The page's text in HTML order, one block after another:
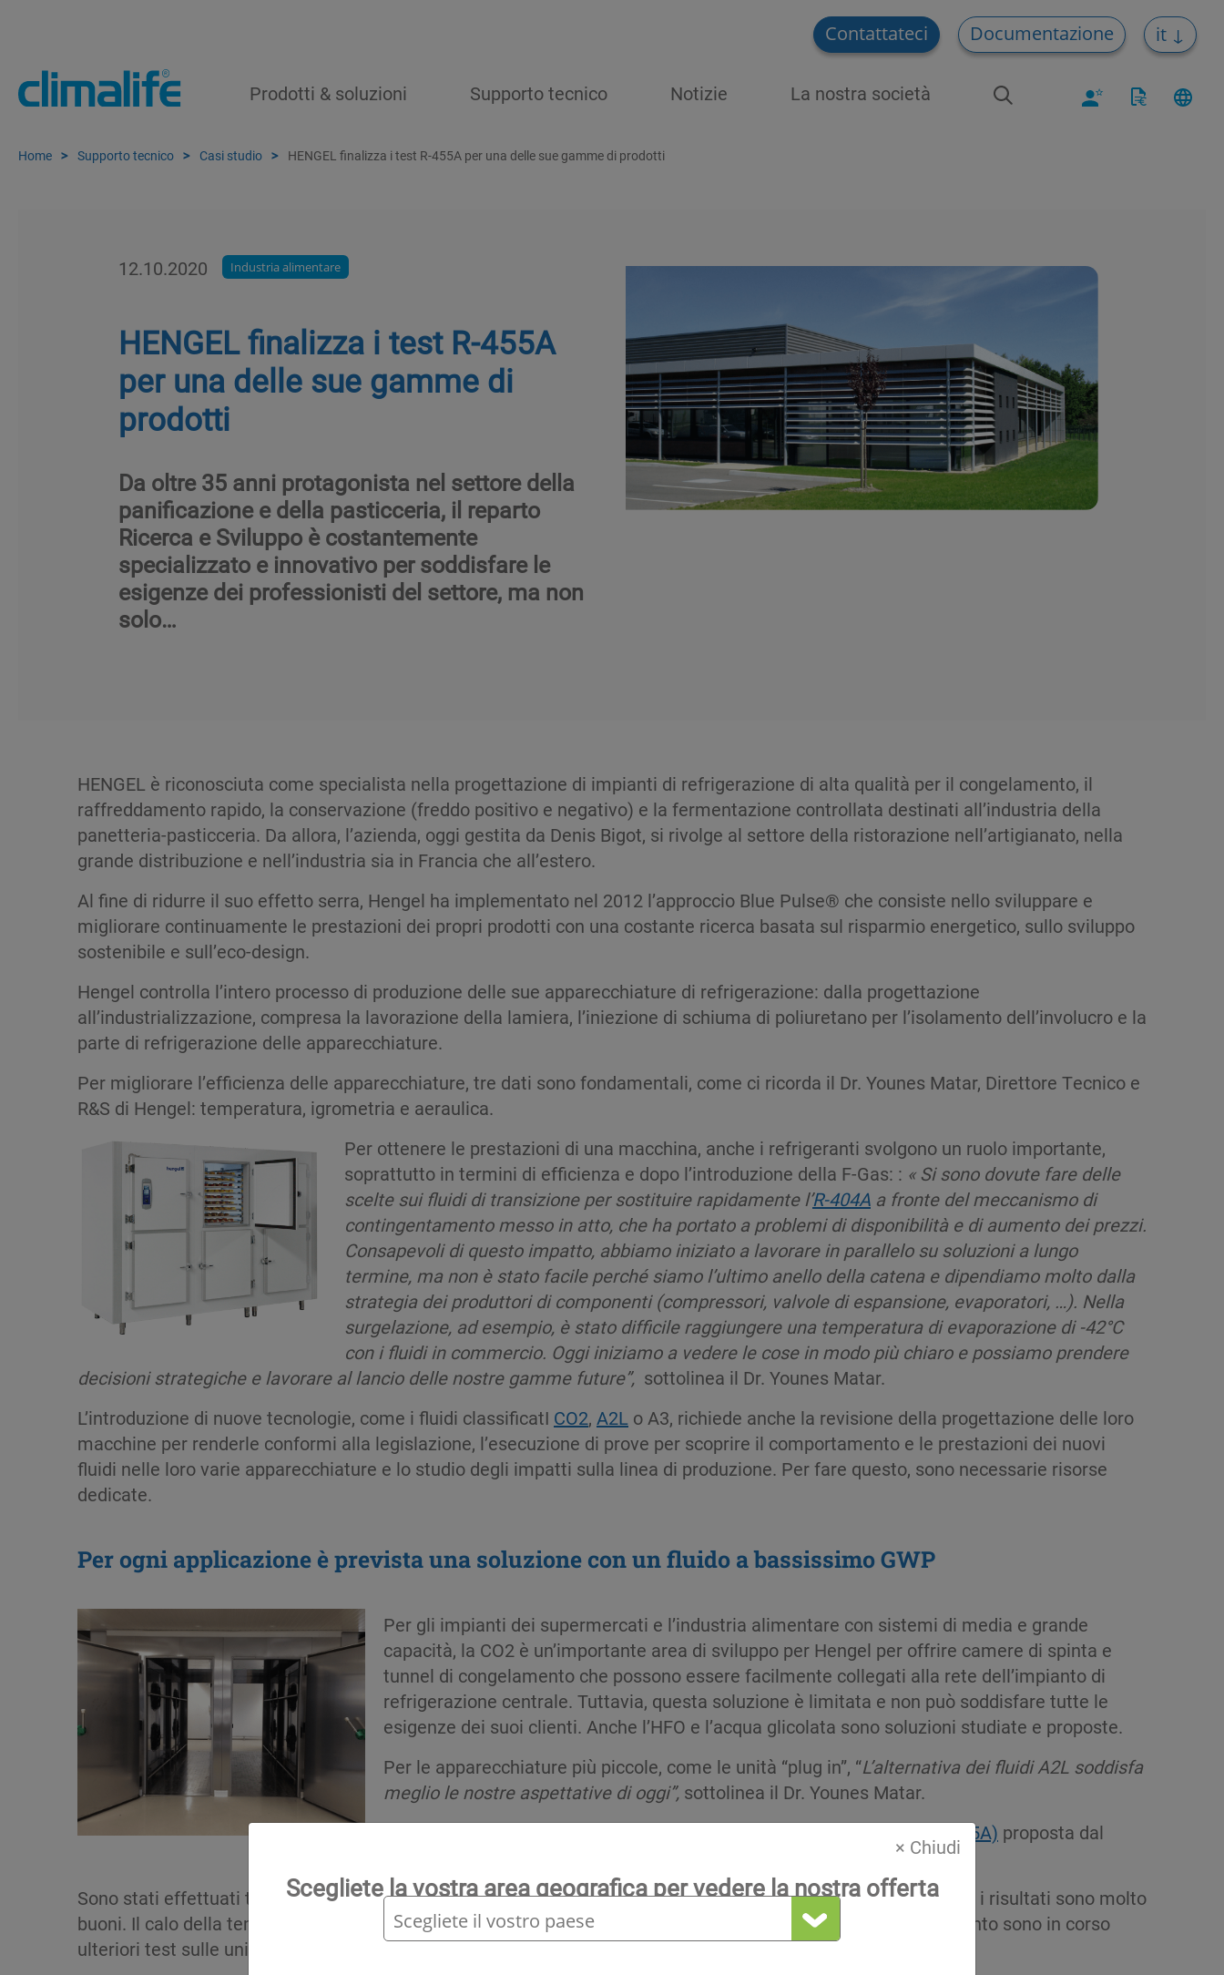
Contattateci Documentazione it
Prodotti & soluzioni Supporto tecnico Notizie La nostra società
Home Supporto tecnico Casi studio HENGEL finalizza i test R-455A per una delle sue gamme di prodotti
× Chiudi
Scegliete la vostra area geografica per vedere la nostra offerta
locale
12.10.2020 Industria alimentare
HENGEL finalizza i test R-455A
per una delle sue gamme di
prodotti
Da oltre 35 anni protagonista nel settore della
panificazione e della pasticceria, il reparto
Ricerca e Sviluppo è costantemente
specializzato e innovativo per soddisfare le
esigenze dei professionisti del settore, ma non
solo…
HENGEL è riconosciuta come specialista nella progettazione di impianti di refrigerazione di alta qualità per il congelamento, il
raffreddamento rapido, la conservazione (freddo positivo e negativo) e la fermentazione controllata destinati all’industria della
panetteria-pasticceria. Da allora, l’azienda, oggi gestita da Denis Bigot, si rivolge al settore della ristorazione nell’artigianato, nella
grande distribuzione e nell’industria sia in Francia che all’estero.
Al fine di ridurre il suo effetto serra, Hengel ha implementato nel 2012 l’approccio Blue Pulse® che consiste nello sviluppare e
migliorare continuamente le prestazioni dei propri prodotti con una costante ricerca basata sul risparmio energetico, sullo sviluppo
sostenibile e sull’eco-design.
Hengel controlla l’intero processo di produzione delle sue apparecchiature di refrigerazione: dalla progettazione
all’industrializzazione, compresa la lavorazione della lamiera, l’iniezione di schiuma di poliuretano per l’isolamento dell’involucro e la
parte di refrigerazione delle apparecchiature.
Per migliorare l’efficienza delle apparecchiature, tre dati sono fondamentali, come ci ricorda il Dr. Younes Matar, Direttore Tecnico e
R&S di Hengel: temperatura, igrometria e aeraulica.
Per ottenere le prestazioni di una macchina, anche i refrigeranti svolgono un ruolo importante,
soprattutto in termini di efficienza e dopo l’introduzione della F-Gas: : « Si sono dovute fare delle
scelte sui fluidi di transizione per sostituire rapidamente l’R-404A a fronte del meccanismo di
contingentamento messo in atto, che ha portato a problemi di disponibilità e di aumento dei prezzi.
Consapevoli di questo impatto, abbiamo iniziato a lavorare in parallelo su soluzioni a lungo
termine, ma non è stato facile perché siamo l’ultimo anello della catena e dipendiamo molto dalla
strategia dei produttori di componenti (compressori, valvole di espansione, evaporatori, …). Nella
surgelazione, ad esempio, è stato difficile raggiungere una temperatura di evaporazione di -42°C
con i fluidi in commercio. Oggi iniziamo a vedere le cose in modo più chiaro e possiamo prendere
decisioni strategiche e lavorare al lancio delle nostre gamme future”, sottolinea il Dr. Younes Matar.
L’introduzione di nuove tecnologie, come i fluidi classificatI CO2, A2L o A3, richiede anche la revisione della progettazione delle loro
macchine per renderle conformi alla legislazione, l’esecuzione di prove per scoprire il comportamento e le prestazioni dei nuovi
fluidi nelle loro varie apparecchiature e lo studio degli impatti sulla linea di produzione. Per fare questo, sono necessarie risorse
dedicate.
Per ogni applicazione è prevista una soluzione con un fluido a bassissimo GWP
Per gli impianti dei supermercati e l’industria alimentare con sistemi di media e grande
capacità, la CO2 è un’importante area di sviluppo per Hengel per offrire camere di spinta e
tunnel di congelamento che possono essere facilmente collegati alla rete dell’impianto di
refrigerazione centrale. Tuttavia, questa soluzione è limitata e non può soddisfare tutte le
esigenze dei suoi clienti. Anche l’HFO e l’acqua glicolata sono soluzioni studiate e proposte.
Per le apparecchiature più piccole, come le unità “plug in”, “L’alternativa dei fluidi A2L soddisfa
meglio le nostre aspettative di oggi”, sottolinea il Dr. Younes Matar.
Solstice® L40X (R-455A) proposta dal
Sono stati effettuati test positivi sul campo freddo per camere di conservazione con una potenza da 2 a 4 kW e i risultati sono molto
buoni. Il calo della temperatura è molto rapido e non sono stati riscontrati problemi di utilizzo. In questo momento sono in corso
ulteriori test sulle unità attualmente alloggiate.